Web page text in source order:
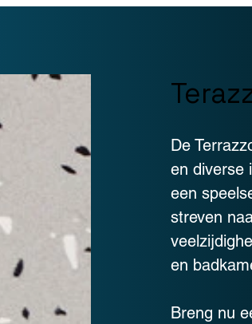
De
en diverse
een
streven
en
Breng nu